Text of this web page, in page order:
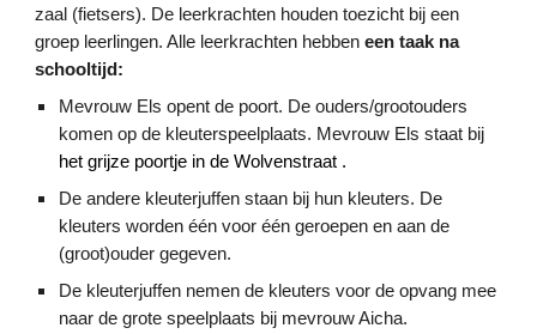
zaal (fietsers). De leerkrachten houden toezicht bij een
groep leerlingen. Alle leerkrachten hebbeneen taak na
schooltijd:
Mevrouw Els opentde poort. De ouders/grootouders
komen op de kleuterspeelplaats. Mevrouw Els staat bij
het grijze poortje in de Wolvenstraat .
De andere kleuterjuffen staan bij hun kleuters. De
kleuters worden één voor één geroepen en aan de
(groot)ouder gegeven.
De kleuterjuffen nemen de kleuters voor de opvang mee
naar de grote speelplaats bij mevrouw Aicha.